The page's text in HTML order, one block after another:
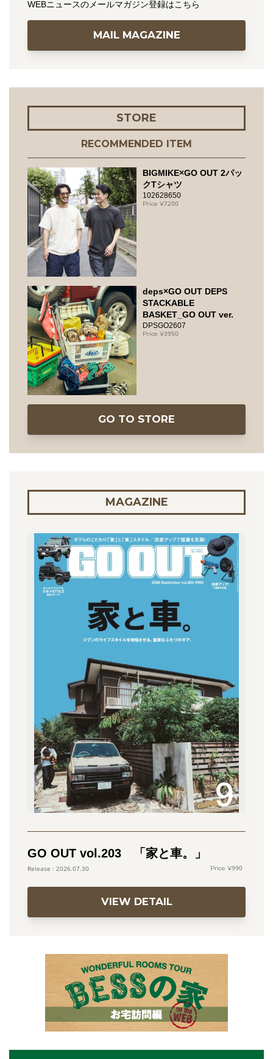
WEBニュースのメールマガジン登録はこちら
MAIL MAGAZINE
STORE
RECOMMENDED ITEM
BIGMIKE×GO OUT 2パッ
クTシャツ
102628650
7200
deps×GO OUT DEPS
STACKABLE
BASKET_GO OUT ver.
DPSGO2607
3950
GO TO STORE
MAGAZINE
GO OUT vol.203 「家と車。」
2026.07.30 990
VIEW DETAIL